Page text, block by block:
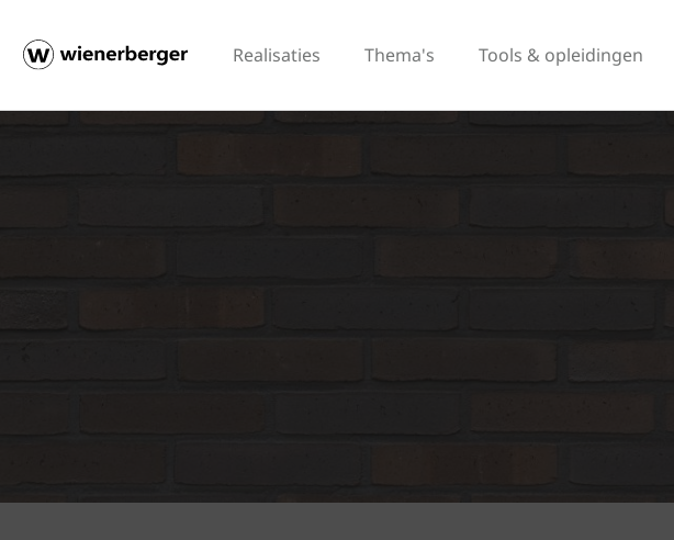
Realisaties Thema's Tools & opleidingen